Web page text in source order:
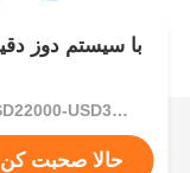
قیمت：USD22000-USD35000per set
حالا صحبت کن